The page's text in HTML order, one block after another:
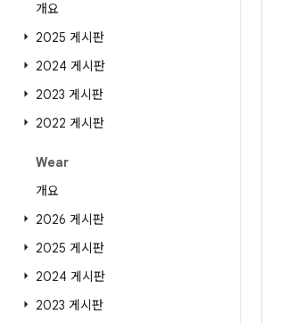
개요
2025 게시판
2024 게시판
2023 게시판
2022 게시판
Wear
개요
2026 게시판
2025 게시판
2024 게시판
2023 게시판